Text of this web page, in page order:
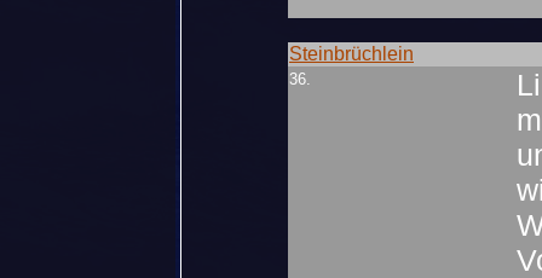
Steinbrüchlein
36.